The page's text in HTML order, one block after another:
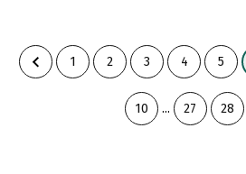
1 2 3 4 5
10 ... 27 28